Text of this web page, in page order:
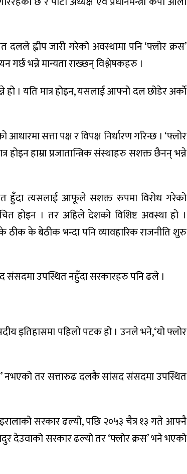
ह्वीप जारी गरेको अवस्थामा पनि ‘फ्लोर क्रस’
भन्ने मान्यता राख्छन् विश्लेषकहरु ।
। यति मात्र होइन, यसलाई आफ्नो दल छोडेर अर्काे
सत्ता पक्ष र विपक्ष निर्धारण गरिन्छ । ‘फ्लोर
होइन हाम्रा प्रजातान्त्रिक संस्थाहरु सशक्त छैनन् भन्ने
हुँदा त्यसलाई आफूले सशक्त रुपमा विरोध गरेको
होइन । तर अहिले देशको विशिष्ट अवस्था हो ।
ठीक के बेठीक भन्दा पनि व्यावहारिक राजनीति शुरु
संसदमा उपस्थित नहुँदा सरकारहरु पनि ढले ।
इतिहासमा पहिलो पटक हो । उनले भने,‘यो फ्लोर
नभएको तर सत्तारुढ दलकै सांसद संसदमा उपस्थित
सरकार ढल्यो, पछि २०५३ चैत्र १३ गते आफ्नै
देउवाको सरकार ढल्यो तर ‘फ्लोर क्रस’ भने भएको